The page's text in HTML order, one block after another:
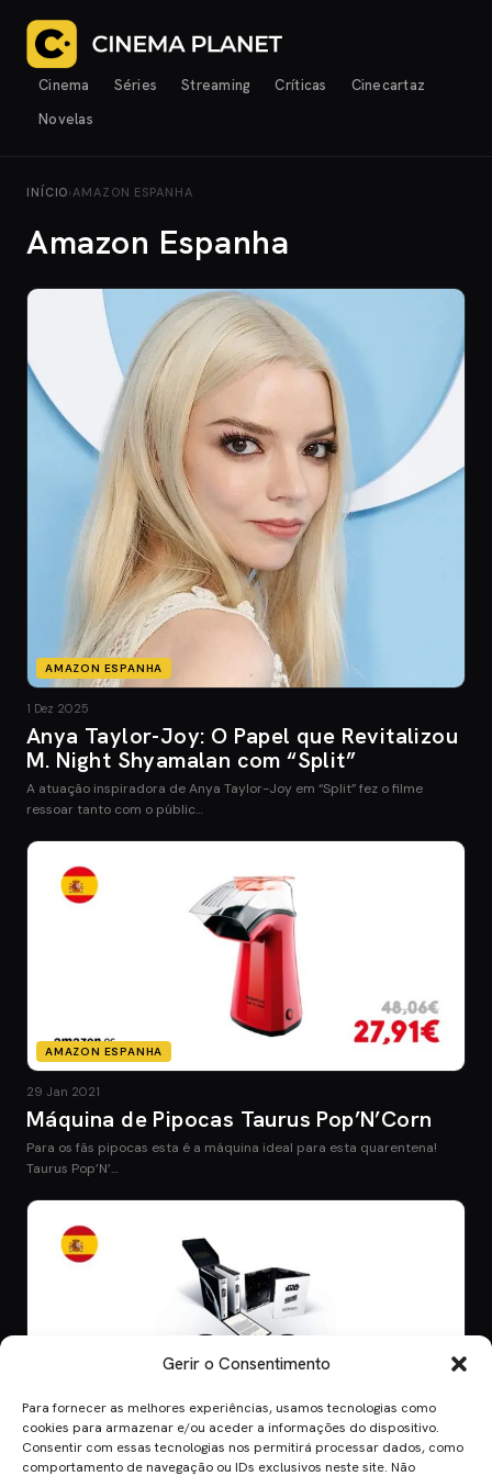
Gerir o Consentimento
Para fornecer as melhores experiências, usamos tecnologias como
cookies para armazenar e/ou aceder a informações do dispositivo.
Consentir com essas tecnologias nos permitirá processar dados, como
comportamento de navegação ou IDs exclusivos neste site. Não
Cinema Séries Streaming Críticas
Cinecartaz
Novelas
INÍCIO›AMAZON ESPANHA
Amazon Espanha
AMAZON ESPANHA
1 Dez 2025
Anya Taylor-Joy: O Papel que Revitalizou
M. Night Shyamalan com “Split”
A atuação inspiradora de Anya Taylor-Joy em “Split” fez o filme
ressoar tanto com o públic…
AMAZON ESPANHA
29 Jan 2021
Máquina de Pipocas Taurus Pop’N’Corn
Para os fãs pipocas esta é a máquina ideal para esta quarentena!
Taurus Pop’N’…
AMAZON ESPANHA
29 Jan 2021